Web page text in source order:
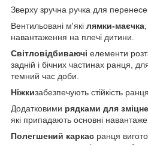
Зверху зручна ручка для
Вентильовані м'які лямки-маєчка
навантаження на плечі дитини.
Світловідбиваючі елементи
задній і бічних частинах ранця,
темний час доби.
Ніжкизабезпечують стійкість ранця.
Додатковими рядками для
які припадають основні
Полегшений каркас ранця